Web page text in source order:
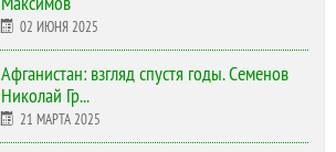
02 ИЮНЯ 2025
Афганистан: взгляд спустя годы. Семенов
Николай Гр...
21 МАРТА 2025